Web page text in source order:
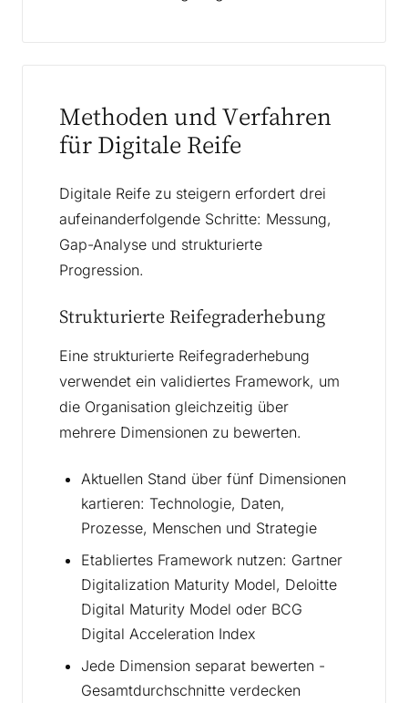
Methoden und Verfahren
für Digitale Reife
Digitale Reife zu steigern erfordert drei
aufeinanderfolgende Schritte: Messung,
Gap-Analyse und strukturierte
Progression.
Strukturierte Reifegraderhebung
Eine strukturierte Reifegraderhebung
verwendet ein validiertes Framework, um
die Organisation gleichzeitig über
mehrere Dimensionen zu bewerten.
Aktuellen Stand über fünf Dimensionen
kartieren: Technologie, Daten,
Prozesse, Menschen und Strategie
Etabliertes Framework nutzen: Gartner
Digitalization Maturity Model, Deloitte
Digital Maturity Model oder BCG
Digital Acceleration Index
Jede Dimension separat bewerten -
Gesamtdurchschnitte verdecken